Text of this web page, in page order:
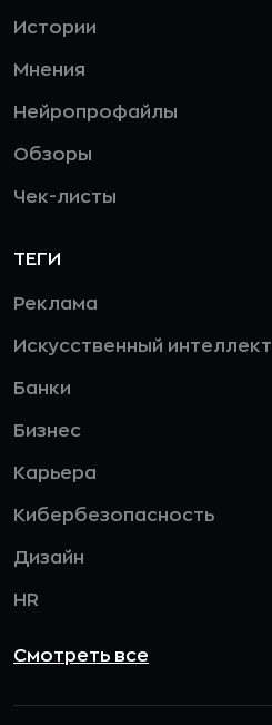
Истории
Мнения
Нейропрофайлы
Обзоры
Чек-листы
ТЕГИ
Реклама
Искусственный интеллект
Банки
Бизнес
Карьера
Кибербезопасность
Дизайн
HR
Смотреть все